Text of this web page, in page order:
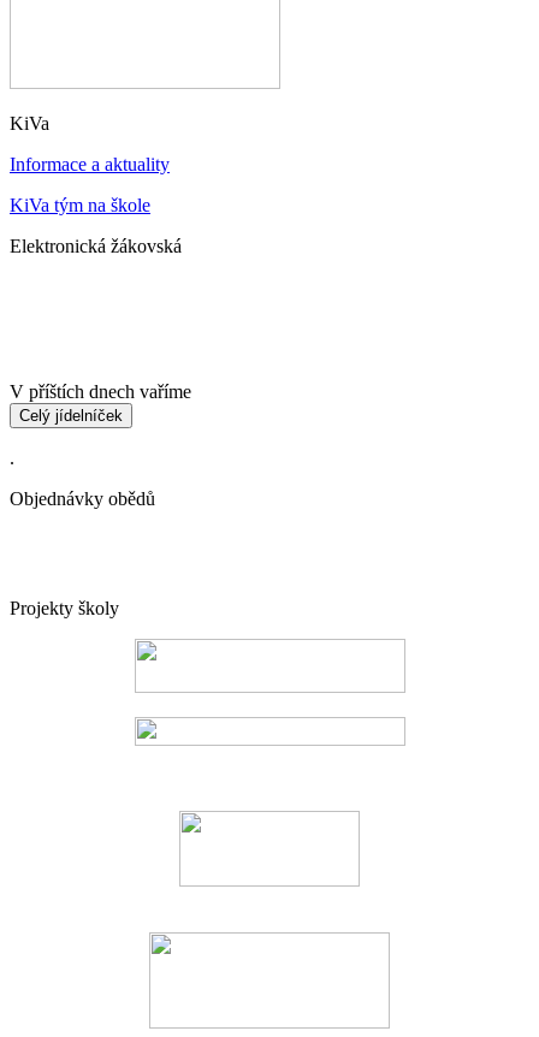
KiVa
Informace a aktuality
KiVa tým na škole
Elektronická žákovská
V příštích dnech vaříme
Celý jídelníček
.
Objednávky obědů
Projekty školy